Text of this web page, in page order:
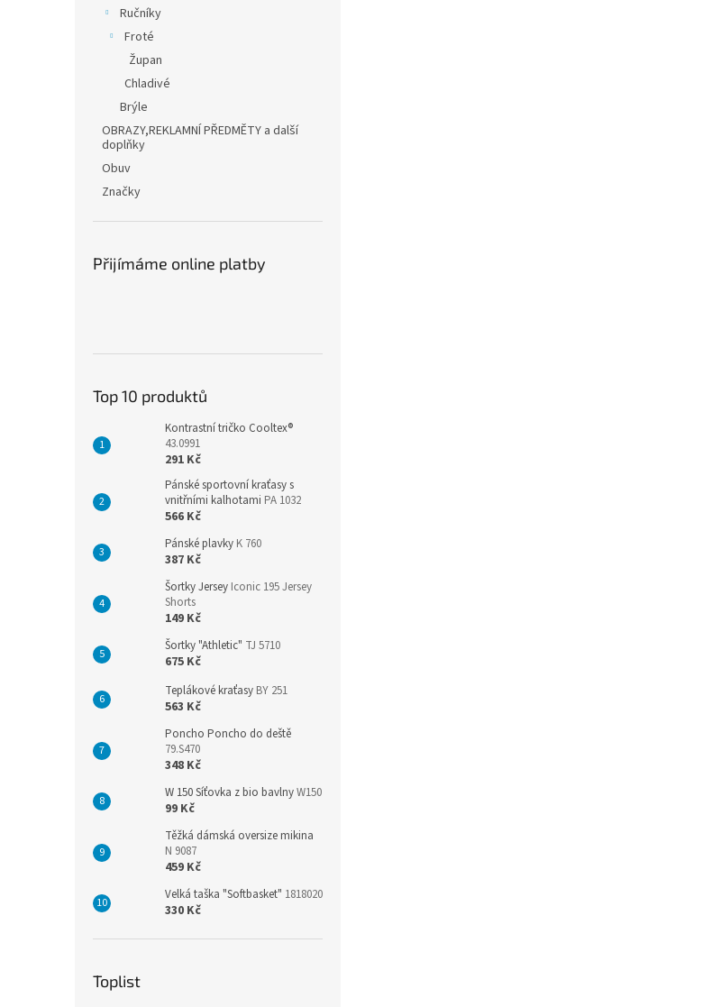
Ručníky
Froté
Župan
Chladivé
Brýle
OBRAZY,REKLAMNÍ PŘEDMĚTY a další
doplňky
Obuv
Značky
Přijímáme online platby
Top 10 produktů
Kontrastní tričko Cooltex®
43.0991
291 Kč
Pánské sportovní kraťasy s
vnitřními kalhotami PA 1032
566 Kč
Pánské plavky K 760
387 Kč
Šortky Jersey Iconic 195 Jersey
Shorts
149 Kč
Šortky "Athletic" TJ 5710
675 Kč
Teplákové kraťasy BY 251
563 Kč
Poncho Poncho do deště
79.S470
348 Kč
W 150 Síťovka z bio bavlnyW150
99 Kč
Těžká dámská oversize mikina
N 9087
459 Kč
Velká taška "Softbasket" 1818020
330 Kč
Toplist